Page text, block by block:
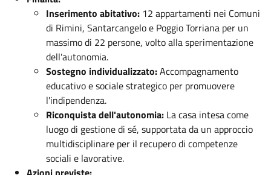
Inserimento abitativo: 12 appartamenti nei Comuni
di Rimini, Santarcangelo e Poggio Torriana per un
massimo di 22 persone, volto alla sperimentazione
dell'autonomia.
Sostegno individualizzato:Accompagnamento
educativo e sociale strategico per promuovere
l'indipendenza.
Riconquista dell'autonomia: La casa intesa come
luogo di gestione di sé, supportata da un approccio
multidisciplinare per il recupero di competenze
sociali e lavorative.